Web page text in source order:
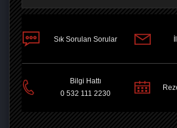
Sık Sorulan Sorular
Bilgi Hattı
0 532 111 2230